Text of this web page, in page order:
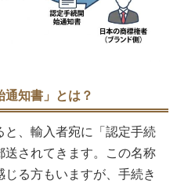
知書」とは？
、輸入者宛に「認定手続
されてきます。この名称
る方もいますが、手続き